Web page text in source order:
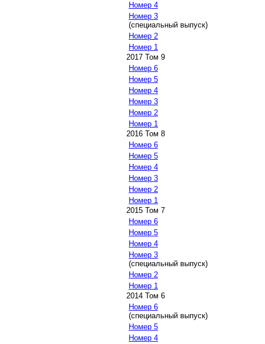
Номер 4
Номер 3
(специальный выпуск)
Номер 2
Номер 1
2017 Том 9
Номер 6
Номер 5
Номер 4
Номер 3
Номер 2
Номер 1
2016 Том 8
Номер 6
Номер 5
Номер 4
Номер 3
Номер 2
Номер 1
2015 Том 7
Номер 6
Номер 5
Номер 4
Номер 3
(специальный выпуск)
Номер 2
Номер 1
2014 Том 6
Номер 6
(специальный выпуск)
Номер 5
Номер 4